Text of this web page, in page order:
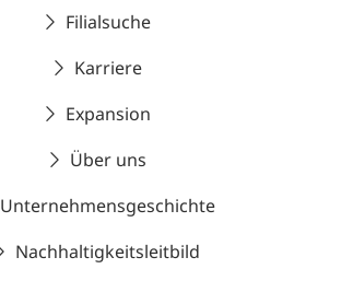
Filialsuche
Karriere
Expansion
Über uns
Unternehmensgeschichte
Nachhaltigkeitsleitbild